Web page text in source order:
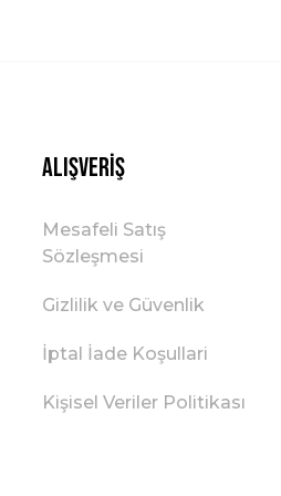
Alışveriş
Mesafeli Satış
Sözleşmesi
Gizlilik ve Güvenlik
İptal İade Koşullari
Kişisel Veriler Politikası